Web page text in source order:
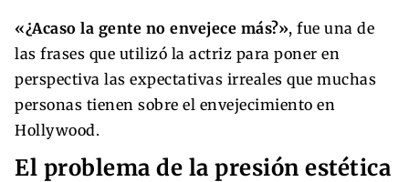
«¿Acaso la gente no envejece más?», fue una de
las frases que utilizó la actriz para poner en
perspectiva las expectativas irreales que muchas
personas tienen sobre el envejecimiento en
Hollywood.
El problema de la presión estética